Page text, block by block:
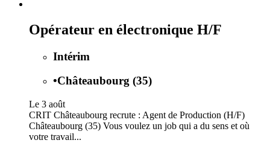
Opérateur en électronique H/F
Intérim
•Châteaubourg (35)
Le 3 août
CRIT Châteaubourg recrute : Agent de Production (H/F)
Châteaubourg (35) Vous voulez un job qui a du sens et où
votre travail...